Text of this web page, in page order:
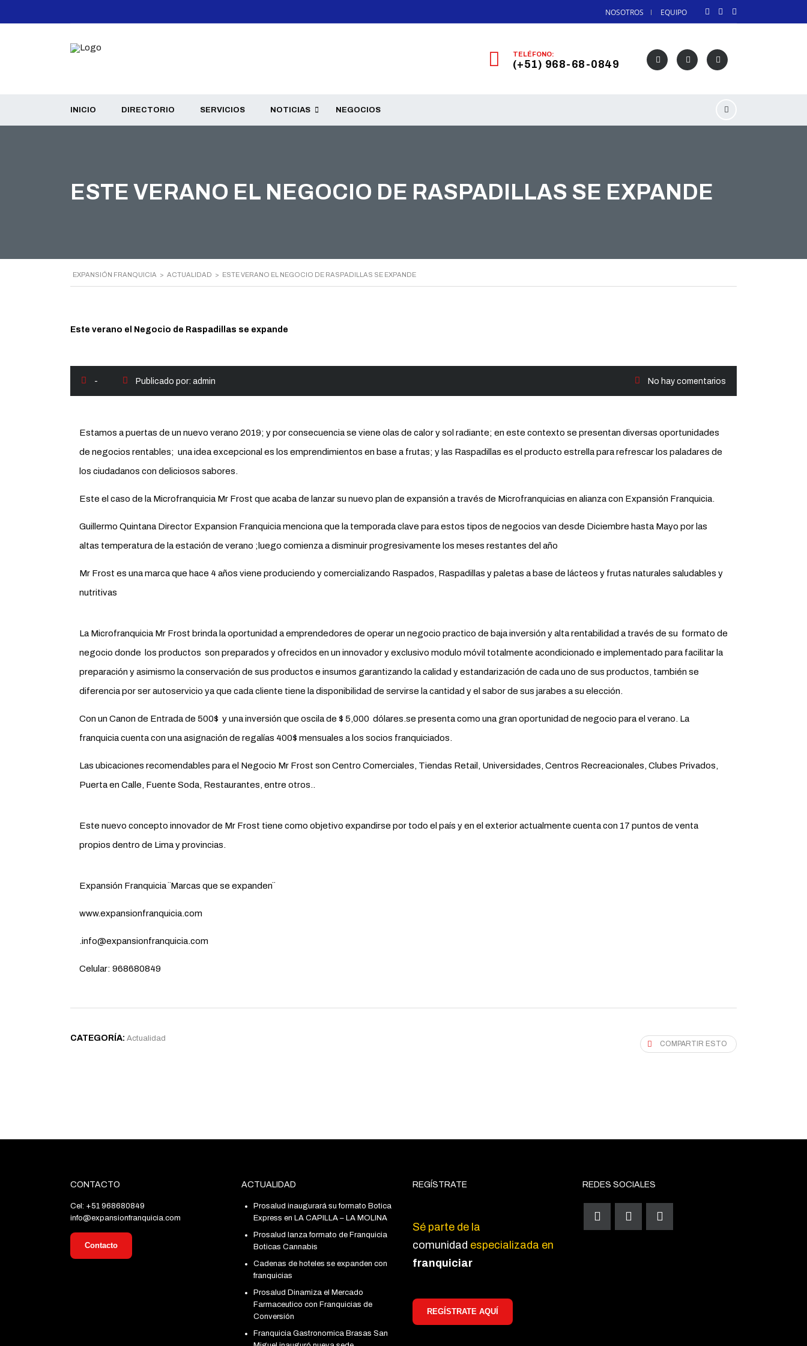
NOSOTROS EQUIPO
TELÉFONO:
(+51) 968-68-0849
INICIO DIRECTORIO SERVICIOS NOTICIAS NEGOCIOS
ESTE VERANO EL NEGOCIO DE RASPADILLAS SE EXPANDE
EXPANSIÓN FRANQUICIA > ACTUALIDAD > ESTE VERANO EL NEGOCIO DE RASPADILLAS SE EXPANDE
Este verano el Negocio de Raspadillas se expande
- Publicado por: admin No hay comentarios
Estamos a puertas de un nuevo verano 2019; y por consecuencia se viene olas de calor y sol radiante; en este contexto se presentan diversas oportunidades
de negocios rentables; una idea excepcional es los emprendimientos en base a frutas; y las Raspadillas es el producto estrella para refrescar los paladares de
los ciudadanos con deliciosos sabores.
Este el caso de la Microfranquicia Mr Frost que acaba de lanzar su nuevo plan de expansión a través de Microfranquicias en alianza con Expansión Franquicia.
Guillermo Quintana Director Expansion Franquicia menciona que la temporada clave para estos tipos de negocios van desde Diciembre hasta Mayo por las
altas temperatura de la estación de verano ;luego comienza a disminuir progresivamente los meses restantes del año
Mr Frost es una marca que hace 4 años viene produciendo y comercializando Raspados, Raspadillas y paletas a base de lácteos y frutas naturales saludables y
nutritivas
La Microfranquicia Mr Frost brinda la oportunidad a emprendedores de operar un negocio practico de baja inversión y alta rentabilidad a través de su formato de
negocio donde los productos son preparados y ofrecidos en un innovador y exclusivo modulo móvil totalmente acondicionado e implementado para facilitar la
preparación y asimismo la conservación de sus productos e insumos garantizando la calidad y estandarización de cada uno de sus productos, también se
diferencia por ser autoservicio ya que cada cliente tiene la disponibilidad de servirse la cantidad y el sabor de sus jarabes a su elección.
Con un Canon de Entrada de 500$ y una inversión que oscila de $ 5,000 dólares.se presenta como una gran oportunidad de negocio para el verano. La
franquicia cuenta con una asignación de regalías 400$ mensuales a los socios franquiciados.
Las ubicaciones recomendables para el Negocio Mr Frost son Centro Comerciales, Tiendas Retail, Universidades, Centros Recreacionales, Clubes Privados,
Puerta en Calle, Fuente Soda, Restaurantes, entre otros..
Este nuevo concepto innovador de Mr Frost tiene como objetivo expandirse por todo el país y en el exterior actualmente cuenta con 17 puntos de venta
propios dentro de Lima y provincias.
Expansión Franquicia ¨Marcas que se expanden¨
www.expansionfranquicia.com
.info@expansionfranquicia.com
Celular: 968680849
CATEGORÍA: Actualidad
COMPARTIR ESTO
CONTACTO
Cel: +51 968680849
info@expansionfranquicia.com
Contacto
ACTUALIDAD
Prosalud inaugurará su formato Botica
Express en LA CAPILLA – LA MOLINA
Prosalud lanza formato de Franquicia
Boticas Cannabis
Cadenas de hoteles se expanden con
franquicias
Prosalud Dinamiza el Mercado
Farmaceutico con Franquicias de
Conversión
Franquicia Gastronomica Brasas San
REGÍSTRATE
Sé parte de la
comunidad especializada en
franquiciar
REGÍSTRATE AQUÍ
REDES SOCIALES